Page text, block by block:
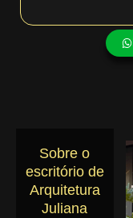
Sobre o
escritório de
Arquitetura
Juliana